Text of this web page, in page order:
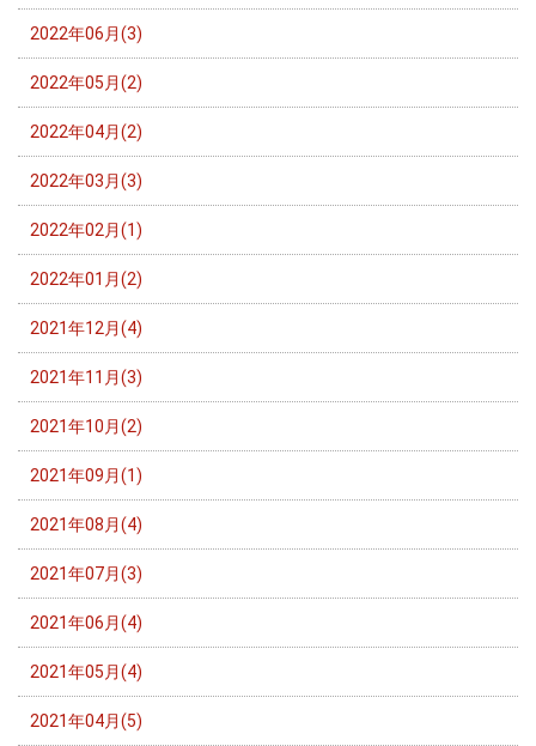
2022年06月(3)
2022年05月(2)
2022年04月(2)
2022年03月(3)
2022年02月(1)
2022年01月(2)
2021年12月(4)
2021年11月(3)
2021年10月(2)
2021年09月(1)
2021年08月(4)
2021年07月(3)
2021年06月(4)
2021年05月(4)
2021年04月(5)